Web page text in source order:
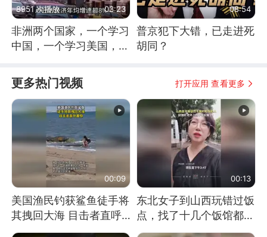
8951 次播放 03:23
非洲两个国家，一个学习
中国，一个学习美国，结
08:54
普京犯下大错，已走进死
胡同？
更多热门视频 打开应用 查看更多
00:09
美国渔民钓获鲨鱼徒手将
其拽回大海 目击者直呼
震惊 （视频来源：参考
00:13
东北女子到山西玩错过饭
点，找了十几个饭馆都没
开门：午休到几点